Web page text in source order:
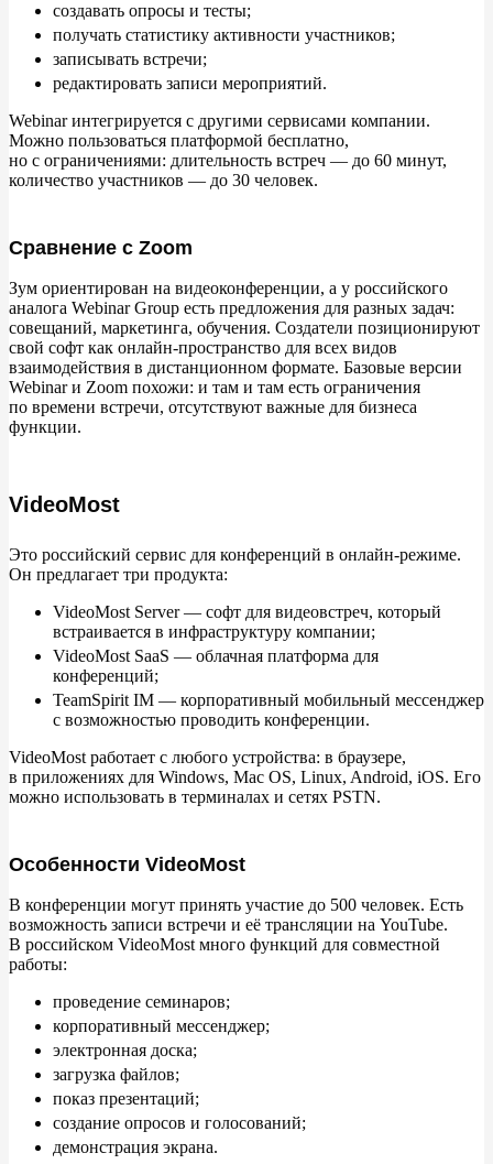
создавать опросы и тесты;
получать статистику активности участников;
записывать встречи;
редактировать записи мероприятий.
Webinar интегрируется с другими сервисами компании.
Можно пользоваться платформой бесплатно,
но с ограничениями: длительность встреч — до 60 минут,
количество участников — до 30 человек.
Сравнение с Zoom
Зум ориентирован на видеоконференции, а у российского
аналога Webinar Group есть предложения для разных задач:
совещаний, маркетинга, обучения. Создатели позиционируют
свой софт как онлайн-пространство для всех видов
взаимодействия в дистанционном формате. Базовые версии
Webinar и Zoom похожи: и там и там есть ограничения
по времени встречи, отсутствуют важные для бизнеса
функции.
VideoMost
Это российский сервис для конференций в онлайн-режиме.
Он предлагает три продукта:
VideoMost Server — софт для видеовстреч, который
встраивается в инфраструктуру компании;
VideoMost SaaS — облачная платформа для
конференций;
TeamSpirit IM — корпоративный мобильный мессенджер
с возможностью проводить конференции.
VideoMost работает с любого устройства: в браузере,
в приложениях для Windows, Mac OS, Linux, Android, iOS. Его
можно использовать в терминалах и сетях PSTN.
Особенности VideoMost
В конференции могут принять участие до 500 человек. Есть
возможность записи встречи и её трансляции на YouTube.
В российском VideoMost много функций для совместной
работы:
проведение семинаров;
корпоративный мессенджер;
электронная доска;
загрузка файлов;
показ презентаций;
создание опросов и голосований;
демонстрация экрана.